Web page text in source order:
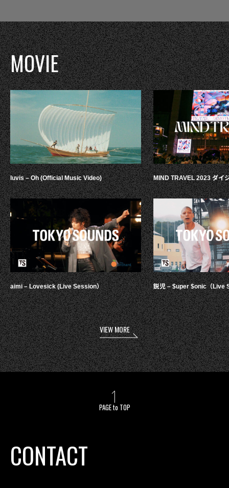
MOVIE
luvis – Oh (Official Music Video)
aimi – Lovesick (Live Session）
MIND TRAVEL 2023 ダイ
鋭児 – $uper $onic（Live
VIEW MORE
PAGE to TOP
CONTACT